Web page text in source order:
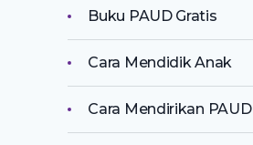
Buku PAUD Gratis
Cara Mendidik Anak
Cara Mendirikan PAUD